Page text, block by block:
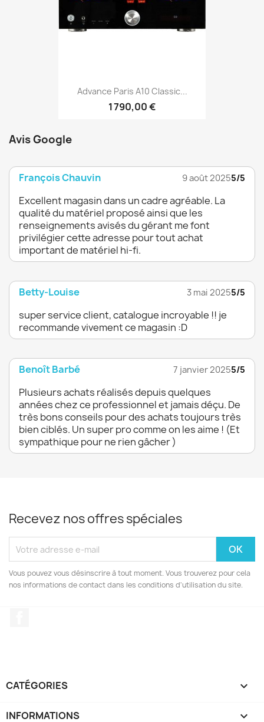
Advance Paris A10 Classic...
1 790,00 €
Avis Google
François Chauvin 9 août 20255/5
Excellent magasin dans un cadre agréable. La
qualité du matériel proposé ainsi que les
renseignements avisés du gérant me font
privilégier cette adresse pour tout achat
important de matériel hi-fi.
Betty-Louise 3 mai 20255/5
super service client, catalogue incroyable !! je
recommande vivement ce magasin :D
Benoît Barbé 7 janvier 20255/5
Plusieurs achats réalisés depuis quelques
années chez ce professionnel et jamais déçu. De
très bons conseils pour des achats toujours très
bien ciblés. Un super pro comme on les aime ! (Et
sympathique pour ne rien gâcher )
Recevez nos offres spéciales
Vous pouvez vous désinscrire à tout moment. Vous trouverez pour cela
nos informations de contact dans les conditions d'utilisation du site.
CATÉGORIES 
INFORMATIONS 